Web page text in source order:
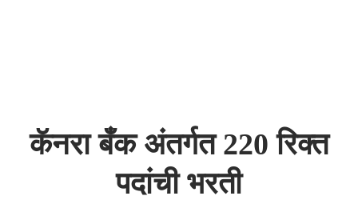
कॅनरा बँक अंतर्गत 220 रिक्त
पदांची भरती